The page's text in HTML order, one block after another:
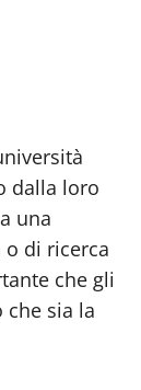
dalla loro
una
di ricerca
che gli
sia la